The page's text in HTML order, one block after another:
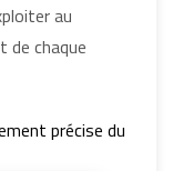
au
de chaque
précise du